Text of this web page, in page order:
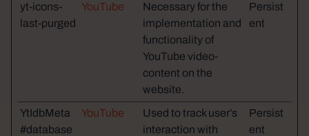
yt-icons-
last-purged
YouTube
Necessary for the
implementation and
functionality of
YouTube video-
content on the
website.
Persist
ent
YtIdbMeta
#database
YouTube
Used to track user’s
interaction with
Persist
ent